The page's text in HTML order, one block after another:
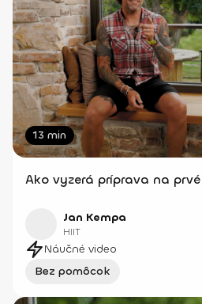
13 min
Ako vyzerá príprava na
Jan Kempa
HIIT
Náučné video
Bez pomôcok